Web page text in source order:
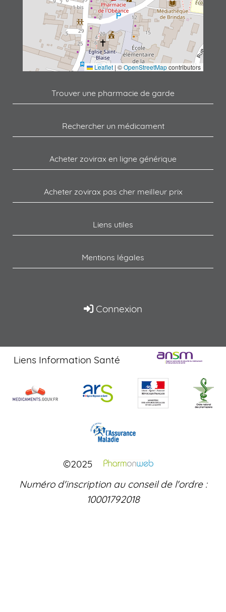
Leaflet | ©OpenStreetMapcontributors
Trouver une pharmacie de garde
Rechercher un médicament
Acheter zovirax en ligne générique
Acheter zovirax pas cher meilleur prix
Liens utiles
Mentions légales
Connexion
Liens Information Santé
©2025
Numéro d'inscription au conseil de l'ordre :
10001792018